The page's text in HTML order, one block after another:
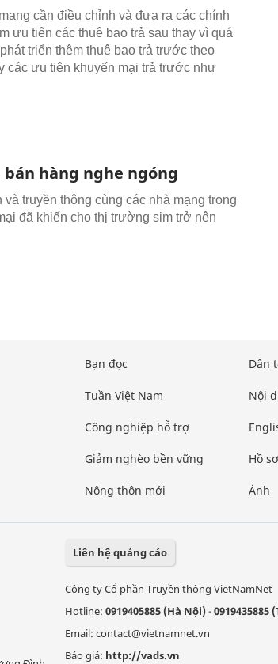
cần điều chỉnh và đưa ra các chính
ưu tiên các thuê bao trả sau thay vì quá
triển thêm thuê bao trả trước theo
các ưu tiên khuyến mại trả trước như
hàng nghe ngóng
truyền thông cùng các nhà mạng trong
đã khiến cho thị trường sim trở nên
Bạn đọc
Tuần Việt Nam
Công nghiệp hỗ trợ
Giảm nghèo bền vững
Nông thôn mới
Dân
Nội
Hồ sơ
Ảnh
Liên hệ quảng cáo
Công ty Cổ phần Truyền thông VietNamNet
Hotline: 0919405885 (Hà Nội)-0919435885
Email: contact@vietnamnet.vn
Báo giá: http://vads.vn